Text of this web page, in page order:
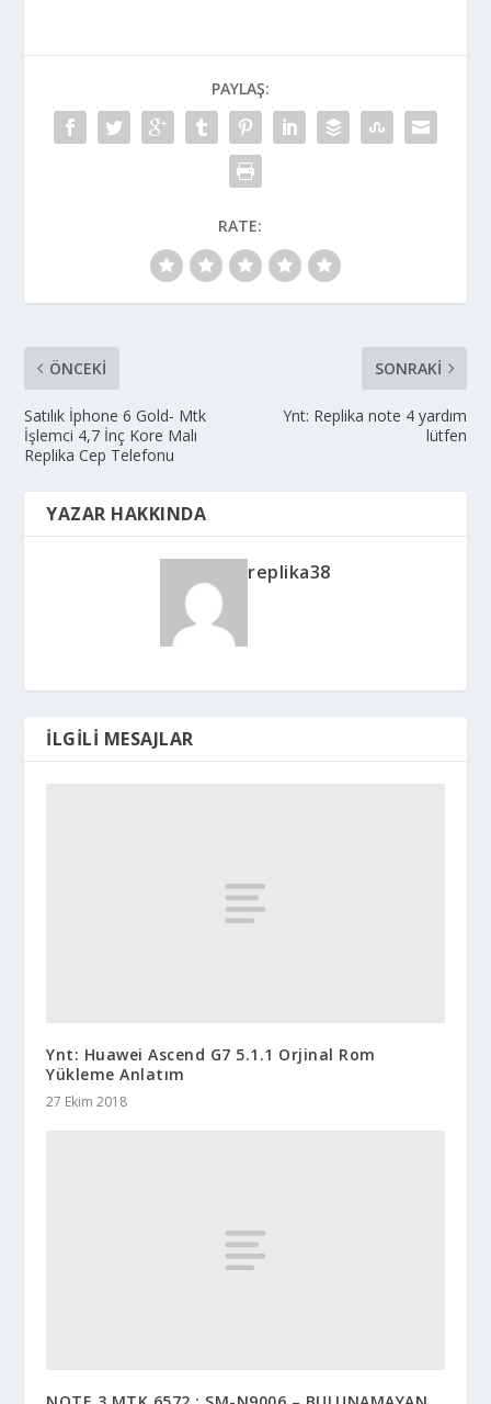
PAYLAŞ:
RATE:
ÖNCEKI
Satılık İphone 6 Gold- Mtk
İşlemci 4,7 İnç Kore Malı
Replika Cep Telefonu
SONRAKI
Ynt: Replika note 4 yardım
lütfen
YAZAR HAKKINDA
replika38
İLGILI MESAJLAR
Ynt: Huawei Ascend G7 5.1.1 Orjinal Rom
Yükleme Anlatım
27 Ekim 2018